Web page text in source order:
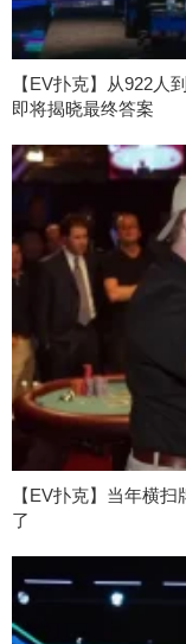
【EV扑克】从922人
即将揭晓最终答案
【EV扑克】当年横
了